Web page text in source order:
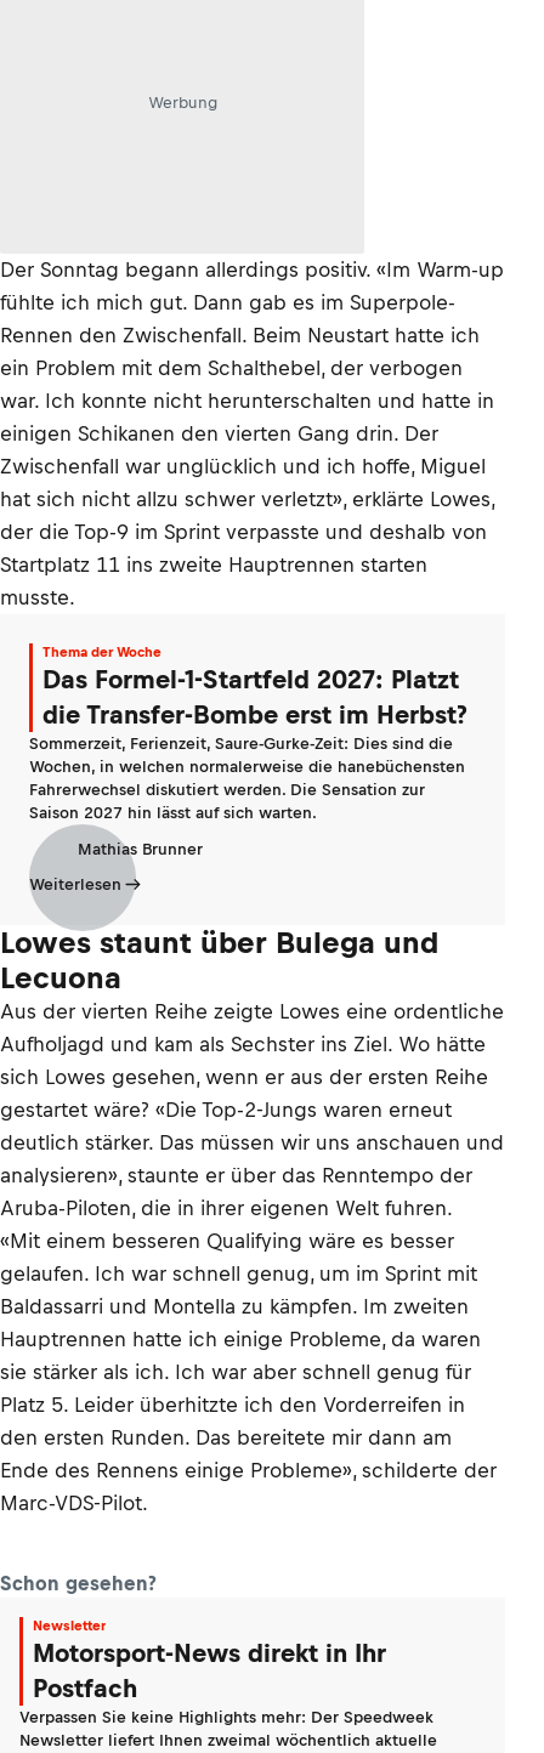
Werbung
Der Sonntag begann allerdings positiv. «Im Warm-up
fühlte ich mich gut. Dann gab es im Superpole-
Rennen den Zwischenfall. Beim Neustart hatte ich
ein Problem mit dem Schalthebel, der verbogen
war. Ich konnte nicht herunterschalten und hatte in
einigen Schikanen den vierten Gang drin. Der
Zwischenfall war unglücklich und ich hoffe, Miguel
hat sich nicht allzu schwer verletzt», erklärte Lowes,
der die Top-9 im Sprint verpasste und deshalb von
Startplatz 11 ins zweite Hauptrennen starten
musste.
Thema der Woche
Das Formel-1-Startfeld 2027: Platzt
die Transfer-Bombe erst im Herbst?
Sommerzeit, Ferienzeit, Saure-Gurke-Zeit: Dies sind die
Wochen, in welchen normalerweise die hanebüchensten
Fahrerwechsel diskutiert werden. Die Sensation zur
Saison 2027 hin lässt auf sich warten.
Mathias Brunner
Weiterlesen
Lowes staunt über Bulega und
Lecuona
Aus der vierten Reihe zeigte Lowes eine ordentliche
Aufholjagd und kam als Sechster ins Ziel. Wo hätte
sich Lowes gesehen, wenn er aus der ersten Reihe
gestartet wäre? «Die Top-2-Jungs waren erneut
deutlich stärker. Das müssen wir uns anschauen und
analysieren», staunte er über das Renntempo der
Aruba-Piloten, die in ihrer eigenen Welt fuhren.
«Mit einem besseren Qualifying wäre es besser
gelaufen. Ich war schnell genug, um im Sprint mit
Baldassarri und Montella zu kämpfen. Im zweiten
Hauptrennen hatte ich einige Probleme, da waren
sie stärker als ich. Ich war aber schnell genug für
Platz 5. Leider überhitzte ich den Vorderreifen in
den ersten Runden. Das bereitete mir dann am
Ende des Rennens einige Probleme», schilderte der
Marc-VDS-Pilot.
Schon gesehen?
Newsletter
Motorsport-News direkt in Ihr
Postfach
Verpassen Sie keine Highlights mehr: Der Speedweek
Newsletter liefert Ihnen zweimal wöchentlich aktuelle